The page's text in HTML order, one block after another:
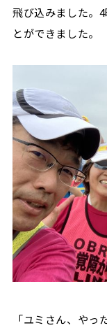
飛び込みました。
とができました。
「ユミさん、や